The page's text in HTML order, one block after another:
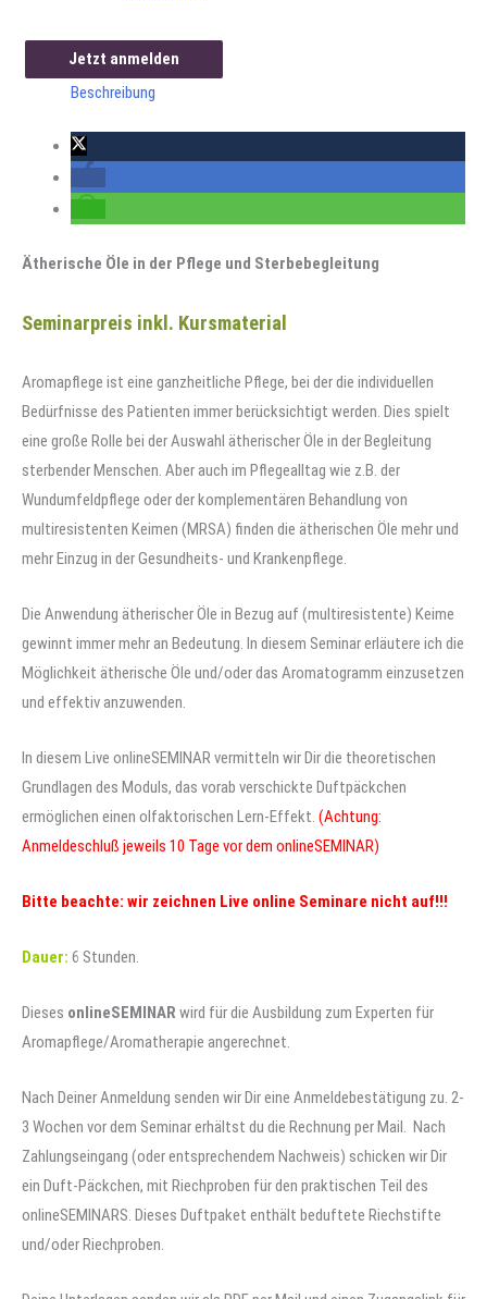
onlineSEMINAR
Menge
Jetzt anmelden
Beschreibung
Ätherische Öle in der Pflege und Sterbebegleitung
Seminarpreis inkl. Kursmaterial
Aromapflege ist eine ganzheitliche Pflege, bei der die individuellen
Bedürfnisse des Patienten immer berücksichtigt werden. Dies spielt
eine große Rolle bei der Auswahl ätherischer Öle in der Begleitung
sterbender Menschen. Aber auch im Pflegealltag wie z.B. der
Wundumfeldpflege oder der komplementären Behandlung von
multiresistenten Keimen (MRSA) finden die ätherischen Öle mehr und
mehr Einzug in der Gesundheits- und Krankenpflege.
Die Anwendung ätherischer Öle in Bezug auf (multiresistente) Keime
gewinnt immer mehr an Bedeutung. In diesem Seminar erläutere ich die
Möglichkeit ätherische Öle und/oder das Aromatogramm einzusetzen
und effektiv anzuwenden.
In diesem Live onlineSEMINAR vermitteln wir Dir die theoretischen
Grundlagen des Moduls, das vorab verschickte Duftpäckchen
ermöglichen einen olfaktorischen Lern-Effekt. (Achtung:
Anmeldeschluß jeweils 10 Tage vor dem onlineSEMINAR)
Bitte beachte: wir zeichnen Live online Seminare nicht auf!!!
Dauer: 6 Stunden.
Dieses onlineSEMINAR wird für die Ausbildung zum Experten für
Aromapflege/Aromatherapie angerechnet.
Nach Deiner Anmeldung senden wir Dir eine Anmeldebestätigung zu. 2-
3 Wochen vor dem Seminar erhältst du die Rechnung per Mail. Nach
Zahlungseingang (oder entsprechendem Nachweis) schicken wir Dir
ein Duft-Päckchen, mit Riechproben für den praktischen Teil des
onlineSEMINARS. Dieses Duftpaket enthält beduftete Riechstifte
und/oder Riechproben.